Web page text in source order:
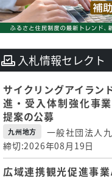
入札情報セレクト
サイクリングアイラン
進・受入体制強化事
提案の公募
九州地方
一般社団法人
締切:2026年08月19日
広域連携観光促進事